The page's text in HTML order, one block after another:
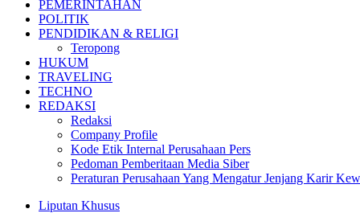
PEMERINTAHAN
POLITIK
PENDIDIKAN & RELIGI
Teropong
HUKUM
TRAVELING
TECHNO
REDAKSI
Redaksi
Company Profile
Kode Etik Internal Perusahaan Pers
Pedoman Pemberitaan Media Siber
Peraturan Perusahaan Yang Mengatur Jenjang Karir
Liputan Khusus